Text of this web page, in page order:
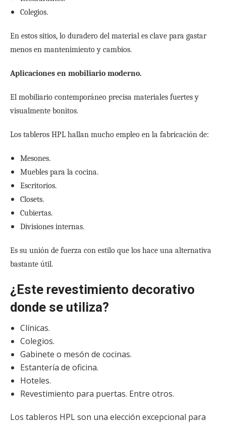
Colegios.
En estos sitios, lo duradero del material es clave para gastar
menos en mantenimiento y cambios.
Aplicaciones en mobiliario moderno.
El mobiliario contemporáneo precisa materiales fuertes y
visualmente bonitos.
Los tableros HPL hallan mucho empleo en la fabricación de:
Mesones.
Muebles para la cocina.
Escritorios.
Closets.
Cubiertas.
Divisiones internas.
Es su unión de fuerza con estilo que los hace una alternativa
bastante útil.
¿Este revestimiento decorativo
donde se utiliza?
Clínicas.
Colegios.
Gabinete o mesón de cocinas.
Estantería de oficina.
Hoteles.
Revestimiento para puertas. Entre otros.
Los tableros HPL son una elección excepcional para